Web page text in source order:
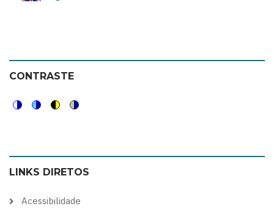
CONTRASTE
color
theme
blue
theme
high
visibility
soft
theme
LINKS DIRETOS
Acessibilidade